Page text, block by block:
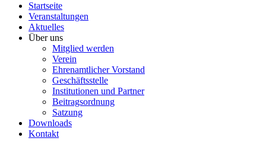
Startseite
Veranstaltungen
Aktuelles
Über uns
Mitglied werden
Verein
Ehrenamtlicher Vorstand
Geschäftsstelle
Institutionen und Partner
Beitragsordnung
Satzung
Downloads
Kontakt